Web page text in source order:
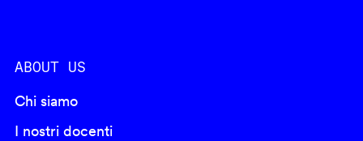
ABOUT US
Chi siamo
I nostri docenti